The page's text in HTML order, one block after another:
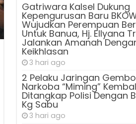
Gatriwara Kalsel Dukung
Kepengurusan Baru
Wujudkan Perempuan
Untuk Banua, Hj. Ellyana
Jalankan Amanah
Keikhlasan
3 hari ago
2 Pelaku Jaringan
Narkoba “Miming”
Ditangkap Polisi Dengan
Kg Sabu
3 hari ago